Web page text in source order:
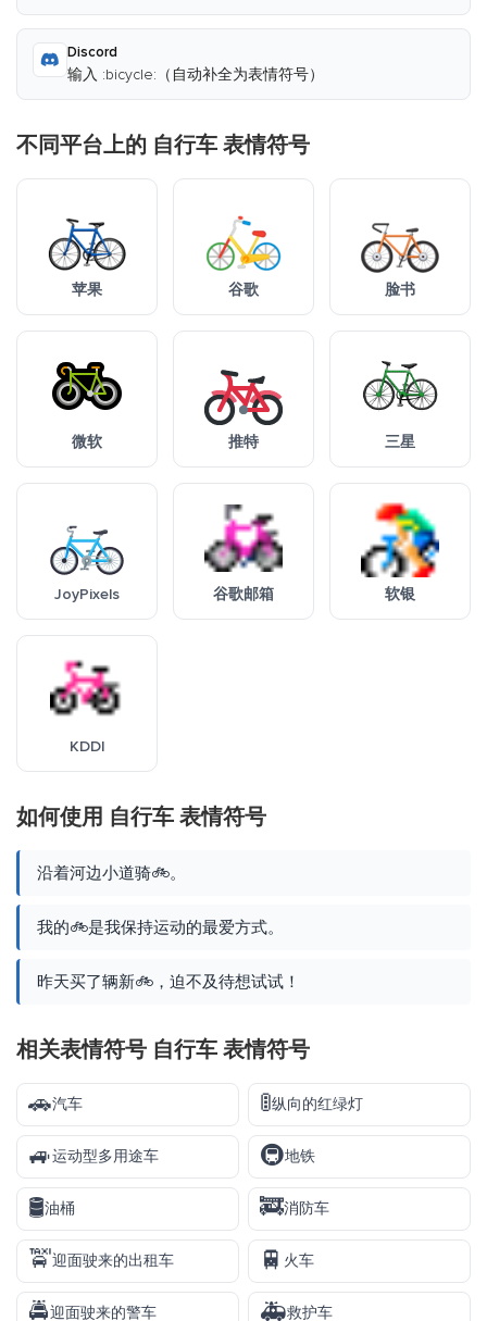
Discord
输入 :bicycle:（自动补全为表情符号）
不同平台上的 自行车 表情符号
苹果 谷歌 脸书
微软 推特 三星
JoyPixels 谷歌邮箱 软银
KDDI
如何使用 自行车 表情符号
沿着河边小道骑🚲。
我的🚲是我保持运动的最爱方式。
昨天买了辆新🚲，迫不及待想试试！
相关表情符号 自行车 表情符号
🚗汽车 🚦纵向的红绿灯
🚙运动型多用途车 🚇地铁
🛢️油桶 🚒消防车
🚖迎面驶来的出租车 🚆 火车
🚔迎面驶来的警车 🚑救护车